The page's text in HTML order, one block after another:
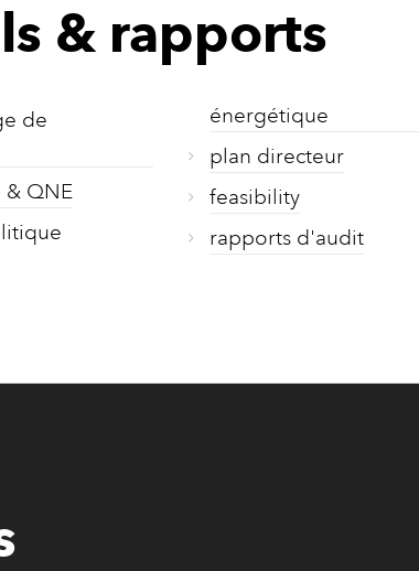
& rapports
de
& QNE
énergétique
plan directeur
feasibility
rapports d'audit